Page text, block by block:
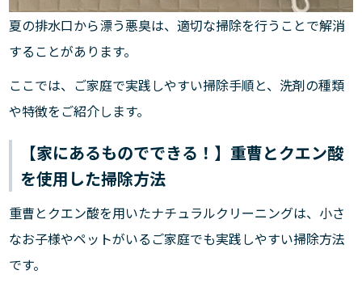
夏の排水口から漂う悪臭は、適切な掃除を行うことで解消
することがあります。
ここでは、ご家庭で実践しやすい掃除手順と、洗剤の種類
や特徴をご紹介します。
【家にあるものでできる！】重曹とクエン酸
を使用した掃除方法
重曹とクエン酸を用いたナチュラルクリーニングは、小さ
なお子様やペットがいるご家庭でも実践しやすい掃除方法
です。